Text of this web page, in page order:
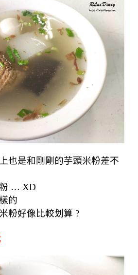
也是和剛剛的芋頭米粉差不
… XD
的
粉好像比較划算 ?